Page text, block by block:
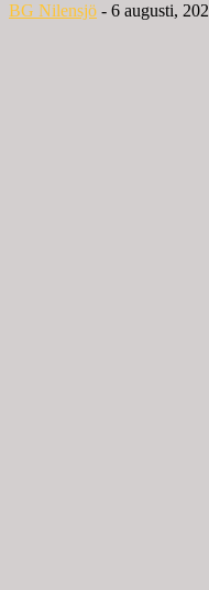
BG Nilensjö - 6 augusti,